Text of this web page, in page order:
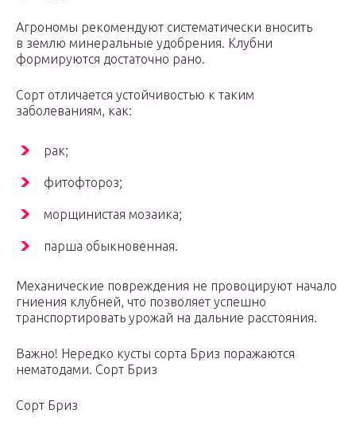
Агрономы рекомендуют систематически вносить
в землю минеральные удобрения. Клубни
формируются достаточно рано.
Сорт отличается устойчивостью к таким
заболеваниям, как:
рак;
фитофтороз;
морщинистая мозаика;
парша обыкновенная.
Механические повреждения не провоцируют начало
гниения клубней, что позволяет успешно
транспортировать урожай на дальние расстояния.
Важно! Нередко кусты сорта Бриз поражаются
нематодами. Сорт Бриз
Сорт Бриз